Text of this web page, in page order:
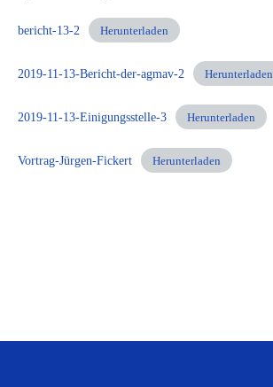
bericht-13-2 Herunterladen
2019-11-13-Bericht-der-agmav-2 Herunterladen
2019-11-13-Einigungsstelle-3 Herunterladen
Vortrag-Jürgen-Fickert Herunterladen